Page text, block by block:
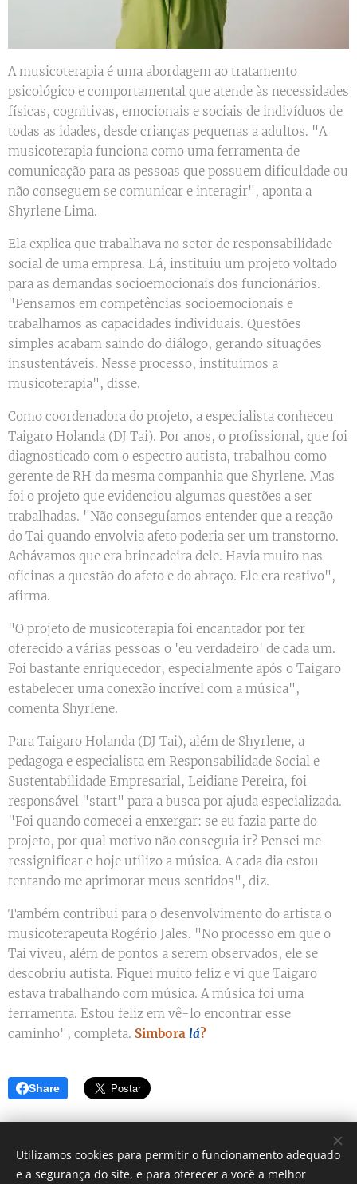
A musicoterapia é uma abordagem ao tratamento
psicológico e comportamental que atende às necessidades
físicas, cognitivas, emocionais e sociais de indivíduos de
todas as idades, desde crianças pequenas a adultos. "A
musicoterapia funciona como uma ferramenta de
comunicação para as pessoas que possuem dificuldade ou
não conseguem se comunicar e interagir", aponta a
Shyrlene Lima.
Ela explica que trabalhava no setor de responsabilidade
social de uma empresa. Lá, instituiu um projeto voltado
para as demandas socioemocionais dos funcionários.
"Pensamos em competências socioemocionais e
trabalhamos as capacidades individuais. Questões
simples acabam saindo do diálogo, gerando situações
insustentáveis. Nesse processo, instituimos a
musicoterapia", disse.
Como coordenadora do projeto, a especialista conheceu
Taigaro Holanda (DJ Tai). Por anos, o profissional, que foi
diagnosticado com o espectro autista, trabalhou como
gerente de RH da mesma companhia que Shyrlene. Mas
foi o projeto que evidenciou algumas questões a ser
trabalhadas. "Não conseguíamos entender que a reação
do Tai quando envolvia afeto poderia ser um transtorno.
Achávamos que era brincadeira dele. Havia muito nas
oficinas a questão do afeto e do abraço. Ele era reativo",
afirma.
"O projeto de musicoterapia foi encantador por ter
oferecido a várias pessoas o 'eu verdadeiro' de cada um.
Foi bastante enriquecedor, especialmente após o Taigaro
estabelecer uma conexão incrível com a música",
comenta Shyrlene.
Para Taigaro Holanda (DJ Tai), além de Shyrlene, a
pedagoga e especialista em Responsabilidade Social e
Sustentabilidade Empresarial, Leidiane Pereira, foi
responsável "start" para a busca por ajuda especializada.
"Foi quando comecei a enxergar: se eu fazia parte do
projeto, por qual motivo não conseguia ir? Pensei me
ressignificar e hoje utilizo a música. A cada dia estou
tentando me aprimorar meus sentidos", diz.
Também contribui para o desenvolvimento do artista o
musicoterapeuta Rogério Jales. "No processo em que o
Tai viveu, além de pontos a serem observados, ele se
descobriu autista. Fiquei muito feliz e vi que Taigaro
estava trabalhando com música. A música foi uma
ferramenta. Estou feliz em vê-lo encontrar esse
caminho", completa. Simbora lá?
Share
Utilizamos cookies para permitir o funcionamento adequado
e a segurança do site, e para oferecer a você a melhor